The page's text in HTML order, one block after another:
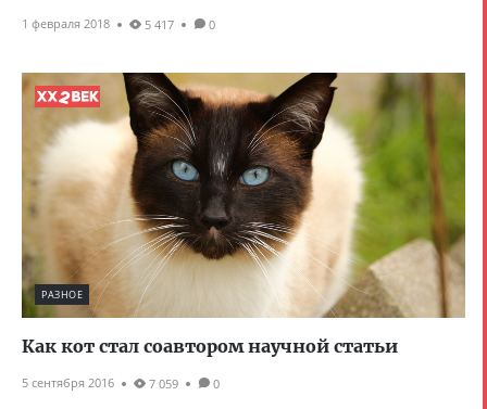
1 февраля 2018 5 417 0
РАЗНОЕ
Как кот стал соавтором научной статьи
5 сентября 2016 7 059 0